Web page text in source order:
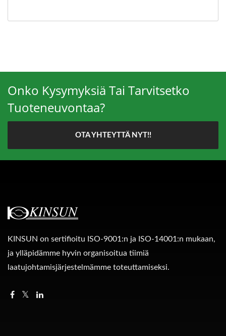
Onko Kysymyksiä Tai Tarvitsetko
Tuoteneuvontaa?
OTA YHTEYTTÄ NYT!!
KINSUN on sertifioitu ISO-9001:n ja ISO-14001:n mukaan,
ja ylläpidämme hyvin organisoitua tiimiä
laatujohtamisjärjestelmämme toteuttamiseksi.